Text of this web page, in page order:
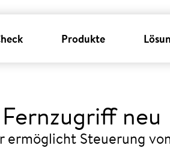
Produkte
neu
ermöglicht Steuerung